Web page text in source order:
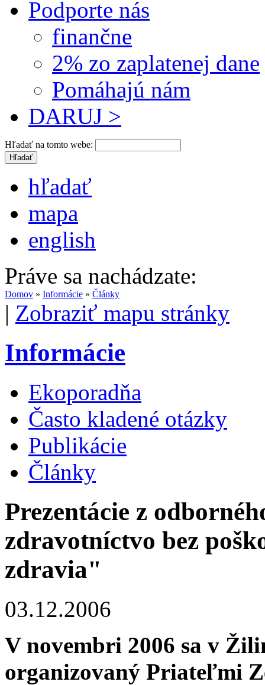
Podporte nás
finančne
2% zo zaplatenej dane
Pomáhajú nám
DARUJ >
Hľadať na tomto webe:
hľadať
mapa
english
Práve sa nachádzate:
Domov » Informácie » Články
| Zobraziť mapu stránky
Informácie
Ekoporadňa
Často kladené otázky
Publikácie
Články
Prezentácie z
zdravotníctvo bez
zdravia"
03.12.2006
V novembri 2006 sa v
organizovaný Priateľmi